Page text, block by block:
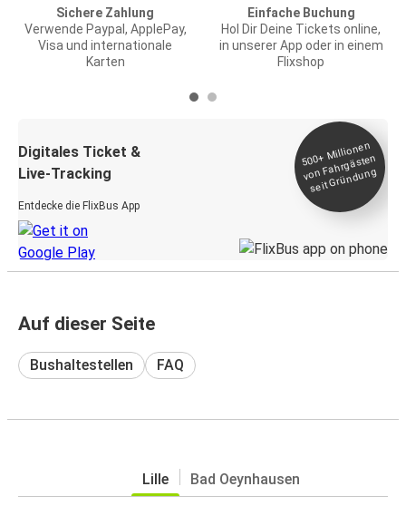
Sichere Zahlung
Verwende Paypal, ApplePay,
Visa und internationale
Karten
Einfache Buchung
Hol Dir Deine Tickets online,
in unserer App oder in einem
Flixshop
Digitales Ticket &
Live-Tracking
Entdecke die FlixBus App
500+
Millionen
von Fahrgästen
seit
Gründung
Auf dieser Seite
Bushaltestellen FAQ
Lille Bad Oeynhausen